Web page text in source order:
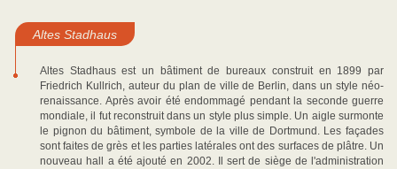
Altes Stadhaus
Altes Stadhaus est un bâtiment de bureaux construit en 1899 par
Friedrich Kullrich, auteur du plan de ville de Berlin, dans un style néo-
renaissance. Après avoir été endommagé pendant la seconde guerre
mondiale, il fut reconstruit dans un style plus simple. Un aigle surmonte
le pignon du bâtiment, symbole de la ville de Dortmund. Les façades
sont faites de grès et les parties latérales ont des surfaces de plâtre. Un
nouveau hall a été ajouté en 2002. Il sert de siège de l'administration